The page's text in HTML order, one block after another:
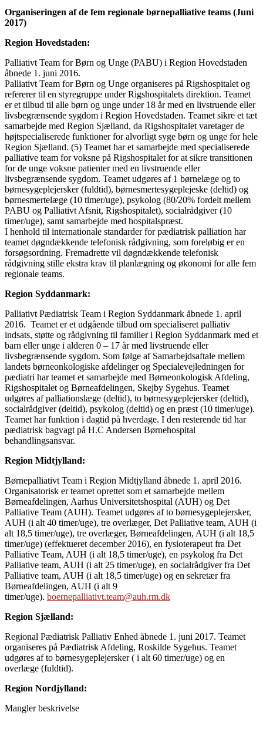
Organiseringen af de fem regionale børnepalliative teams (Juni
2017)
Region Hovedstaden:
Palliativt Team for Børn og Unge (PABU) i Region Hovedstaden
åbnede 1. juni 2016.
Palliativt Team for Børn og Unge organiseres på Rigshospitalet og
refererer til en styregruppe under Rigshospitalets direktion. Teamet
er et tilbud til alle børn og unge under 18 år med en livstruende eller
livsbegrænsende sygdom i Region Hovedstaden. Teamet sikre et tæt
samarbejde med Region Sjælland, da Rigshospitalet varetager de
højtspecialiserede funktioner for alvorligt syge børn og unge for hele
Region Sjælland. (5) Teamet har et samarbejde med specialiserede
palliative team for voksne på Rigshospitalet for at sikre transitionen
for de unge voksne patienter med en livstruende eller
livsbegrænsende sygdom. Teamet udgøres af 1 børnelæge og to
børnesygeplejersker (fuldtid), børnesmertesygeplejeske (deltid) og
børnesmertelæge (10 timer/uge), psykolog (80/20% fordelt mellem
PABU og Palliativt Afsnit, Rigshospitalet), socialrådgiver (10
timer/uge), samt samarbejde med hospitalspræst.
I henhold til internationale standarder for pædiatrisk palliation har
teamet døgndækkende telefonisk rådgivning, som foreløbig er en
forsøgsordning. Fremadrette vil døgndækkende telefonisk
rådgivning stille ekstra krav til planlægning og økonomi for alle fem
regionale teams.
Region Syddanmark:
Palliativt Pædiatrisk Team i Region Syddanmark åbnede 1. april
2016. Teamet er et udgående tilbud om specialiseret palliativ
indsats, støtte og rådgivning til familier i Region Syddanmark med et
barn eller unge i alderen 0 – 17 år med livstruende eller
livsbegrænsende sygdom. Som følge af Samarbejdsaftale mellem
landets børneonkologiske afdelinger og Specialevejledningen for
pædiatri har teamet et samarbejde med Børneonkologisk Afdeling,
Rigshospitalet og Børneafdelingen, Skejby Sygehus. Teamet
udgøres af palliationslæge (deltid), to børnesygeplejersker (deltid),
socialrådgiver (deltid), psykolog (deltid) og en præst (10 timer/uge).
Teamet har funktion i dagtid på hverdage. I den resterende tid har
pædiatrisk bagvagt på H.C Andersen Børnehospital
behandlingsansvar.
Region Midtjylland:
Børnepalliativt Team i Region Midtjylland åbnede 1. april 2016.
Organisatorisk er teamet oprettet som et samarbejde mellem
Børneafdelingen, Aarhus Universitetshospital (AUH) og Det
Palliative Team (AUH). Teamet udgøres af to børnesygeplejersker,
AUH (i alt 40 timer/uge), tre overlæger, Det Palliative team, AUH (i
alt 18,5 timer/uge), tre overlæger, Børneafdelingen, AUH (i alt 18,5
timer/uge) (effektueret december 2016), en fysioterapeut fra Det
Palliative Team, AUH (i alt 18,5 timer/uge), en psykolog fra Det
Palliative team, AUH (i alt 25 timer/uge), en socialrådgiver fra Det
Palliative team, AUH (i alt 18,5 timer/uge) og en sekretær fra
Børneafdelingen, AUH (i alt 9
timer/uge). boernepalliativt.team@auh.rm.dk
Region Sjælland:
Regional Pædiatrisk Palliativ Enhed åbnede 1. juni 2017. Teamet
organiseres på Pædiatrisk Afdeling, Roskilde Sygehus. Teamet
udgøres af to børnesygeplejersker ( i alt 60 timer/uge) og en
overlæge (fuldtid).
Region Nordjylland:
Mangler beskrivelse